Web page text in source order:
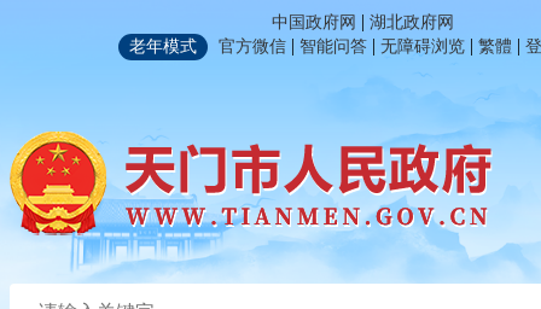
中国政府网 | 湖北政府网
老年模式
官方微信 | 智能问答 | 无障碍浏览 | 繁體 |